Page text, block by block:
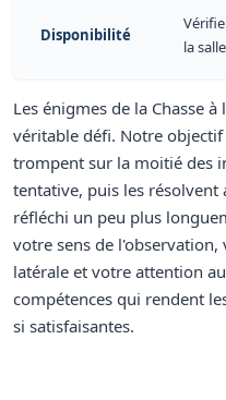
Disponibilité
la salle
Les énigmes de la Chasse
véritable défi. Notre
trompent sur la moitié des
tentative, puis les
réfléchi un peu plus
votre sens de
latérale et votre attention
compétences qui rendent
si satisfaisantes.